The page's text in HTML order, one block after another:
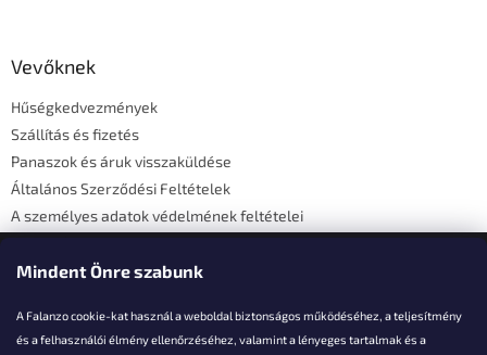
Mindent Önre szabunk
A Falanzo cookie-kat használ a weboldal biztonságos működéséhez, a teljesítmény
és a felhasználói élmény ellenőrzéséhez, valamint a lényeges tartalmak és a
Vevőknek
Hűségkedvezmények
Szállítás és fizetés
Panaszok és áruk visszaküldése
Általános Szerződési Feltételek
A személyes adatok védelmének feltételei
Elérhetőségi adatok